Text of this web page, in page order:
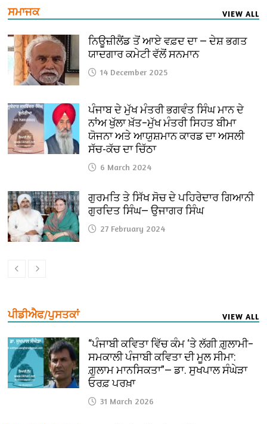
ਸਮਾਜਕ VIEW ALL
ਨਿਊਜ਼ੀਲੈਂਡ ਤੋਂ ਆਏ ਵਫ਼ਦ ਦਾ — ਦੇਸ਼ ਭਗਤ
ਯਾਦਗਾਰ ਕਮੇਟੀ ਵੱਲੋਂ ਸਨਮਾਨ
14 December 2025
ਪੰਜਾਬ ਦੇ ਮੁੱਖ ਮੰਤਰੀ ਭਗਵੰਤ ਸਿੰਘ ਮਾਨ ਦੇ
ਨਾਂਅ ਖੁੱਲਾ ਖ਼ੱਤ–ਮੁੱਖ ਮੰਤਰੀ ਸਿਹਤ ਬੀਮਾ
ਯੋਜਨਾ ਅਤੇ ਆਯੁਸ਼ਮਾਨ ਕਾਰਡ ਦਾ ਅਸਲੀ
ਸੱਚ-ਕੱਚ ਦਾ ਚਿੱਠਾ
6 March 2024
ਗੁਰਮਤਿ ਤੇ ਸਿੱਖ ਸੋਚ ਦੇ ਪਹਿਰੇਦਾਰ ਗਿਆਨੀ
ਗੁਰਦਿਤ ਸਿੰਘ— ਉਜਾਗਰ ਸਿੰਘ
27 February 2024
ਪੀਡੀਐਫ/ਪੁਸਤਕਾਂ VIEW ALL
“ਪੰਜਾਬੀ ਕਵਿਤਾ ਵਿੱਚ ਕੰਮ ‘ਤੇ ਲੱਗੀ ਗ਼ੁਲਾਮੀ–
ਸਮਕਾਲੀ ਪੰਜਾਬੀ ਕਵਿਤਾ ਦੀ ਮੂਲ ਸੀਮਾ:
ਗ਼ੁਲਾਮ ਮਾਨਸਿਕਤਾ”— ਡਾ. ਸੁਖਪਾਲ ਸੰਘੇੜਾ
ਓਰਫ਼ ਪਰਖ਼ਾ
31 March 2026